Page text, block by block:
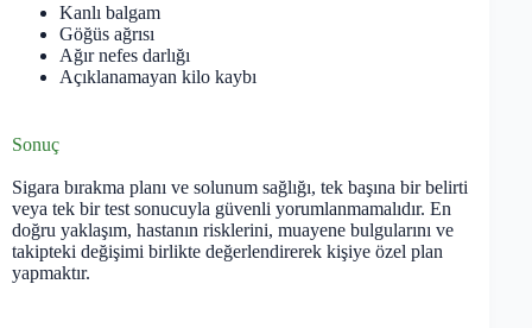
Kanlı balgam
Göğüs ağrısı
Ağır nefes darlığı
Açıklanamayan kilo kaybı
Sonuç
Sigara bırakma planı ve solunum sağlığı, tek başına bir belirti
veya tek bir test sonucuyla güvenli yorumlanmamalıdır. En
doğru yaklaşım, hastanın risklerini, muayene bulgularını ve
takipteki değişimi birlikte değerlendirerek kişiye özel plan
yapmaktır.